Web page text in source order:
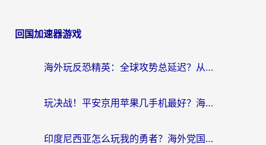
回国加速器游戏
海外玩反恐精英：全球攻势总延迟？从瑞典玩神武4到外国玩黎明觉醒，选对加速器才是关键！
玩决战！平安京用苹果几手机最好？海外党必看的设备+加速器双攻略
印度尼西亚怎么玩我的勇者？海外党国服游戏加速避坑指南（附实况五行师解决方案）